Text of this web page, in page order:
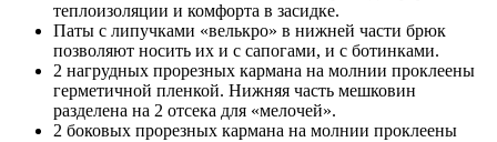
теплоизоляции и комфорта в засидке.
Паты с липучками «велькро» в нижней части брюк
позволяют носить их и с сапогами, и с ботинками.
2 нагрудных прорезных кармана на молнии проклеены
герметичной пленкой. Нижняя часть мешковин
разделена на 2 отсека для «мелочей».
2 боковых прорезных кармана на молнии проклеены